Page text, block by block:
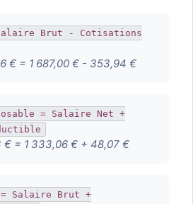
Brut - Cotisations
€ = 1 687,00 € - 353,94 €
= Salaire Net +
€ = 1 333,06 € + 48,07 €
= Salaire Brut +